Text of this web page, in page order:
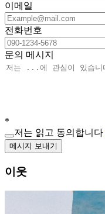
이메일
전화번호
문의 메시지
*
저는 읽고 동의합니다
메시지 보내기
이웃